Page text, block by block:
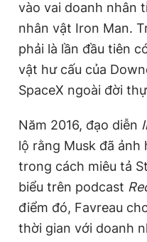
Giấy phép xuất bản số 110/
© 2003-2026 Bản quyền
chép dưới mọi hình thức
bản. Phát triển bởi ePi
vào vai doanh nhân
nhân vật Iron Man.
phải là lần đầu tiên
vật hư cấu của
SpaceX ngoài đời
Năm 2016, đạo diễn
lộ rằng Musk đã
trong cách miêu tả
biểu trên podcast
điểm đó, Favreau
thời gian với doanh